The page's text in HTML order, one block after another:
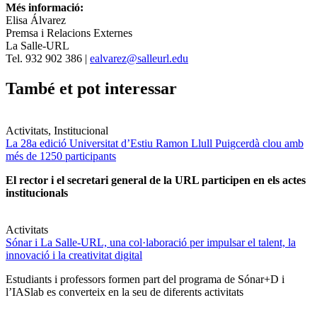
Més informació:
Elisa Álvarez
Premsa i Relacions Externes
La Salle-URL
Tel. 932 902 386 | ealvarez@salleurl.edu
També et pot interessar
Activitats, Institucional
La 28a edició Universitat d’Estiu Ramon Llull Puigcerdà clou amb
més de 1250 participants
El rector i el secretari general de la URL participen en els actes
institucionals
Activitats
Sónar i La Salle-URL, una col·laboració per impulsar el talent, la
innovació i la creativitat digital
Estudiants i professors formen part del programa de Sónar+D i
l’IASlab es converteix en la seu de diferents activitats